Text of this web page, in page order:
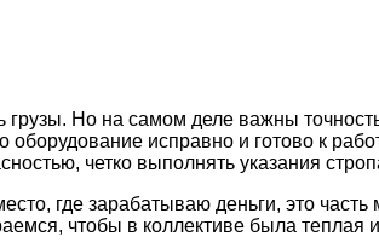
грузы. Но на самом деле важны
исправно и готово к
четко выполнять указания
где зарабатываю деньги, это
чтобы в коллективе была теплая